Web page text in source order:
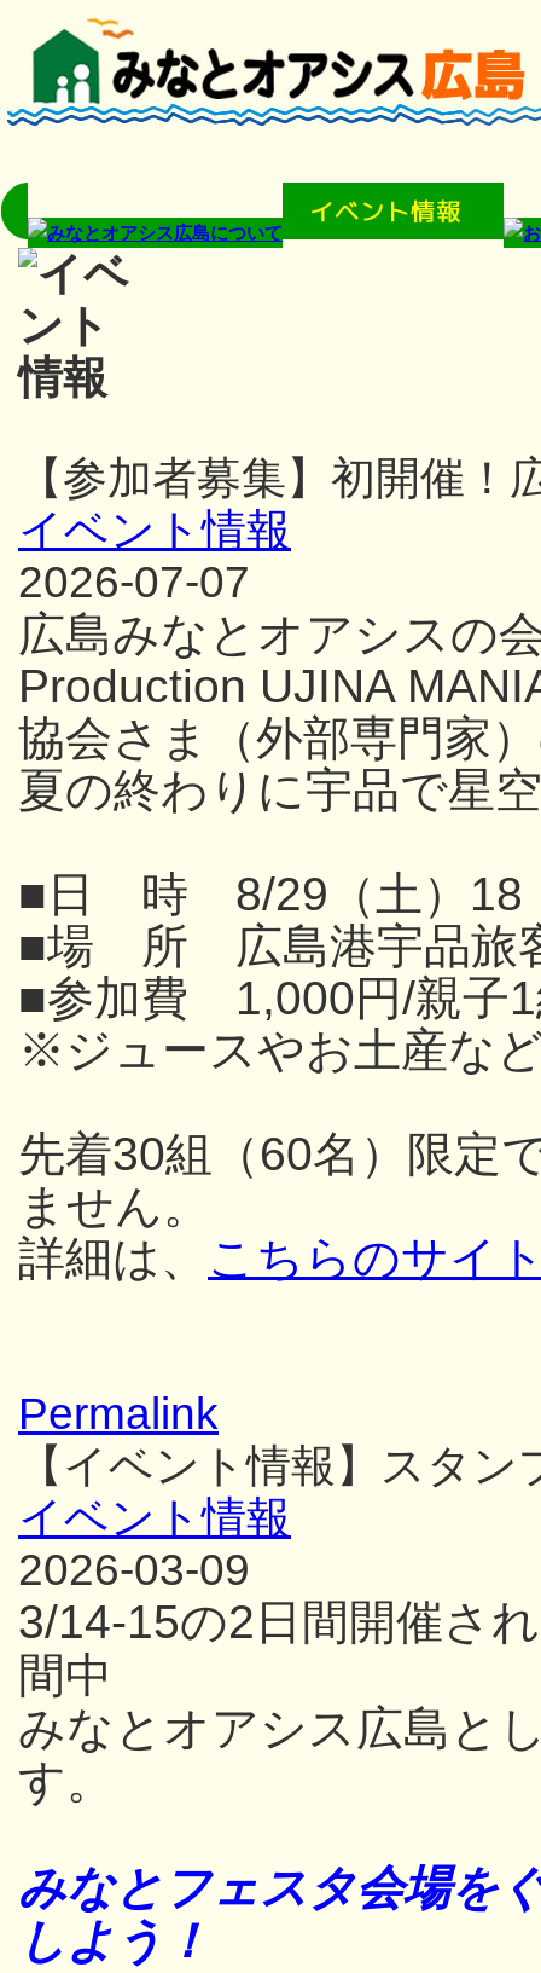
【参加者募集】初開催
イベント情報
2026-07-07
広島みなとオアシスの
Production UJINA
協会さま（外部専門家
夏の終わりに宇品で星
■日 時 8/29（土）18
■場 所 広島港宇品旅
■参加費 1,000円/親子
※ジュースやお土産な
先着30組（60名）限定
ません。
詳細は、 こちらのサイ
Permalink
【イベント情報】スタ
イベント情報
2026-03-09
3/14-15の2日間開催さ
間中
みなとオアシス広島と
す。
みなとフェスタ会場を
しよう！